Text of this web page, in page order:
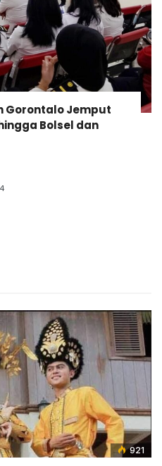
Gorontalo Jemput
Bolsel dan
921